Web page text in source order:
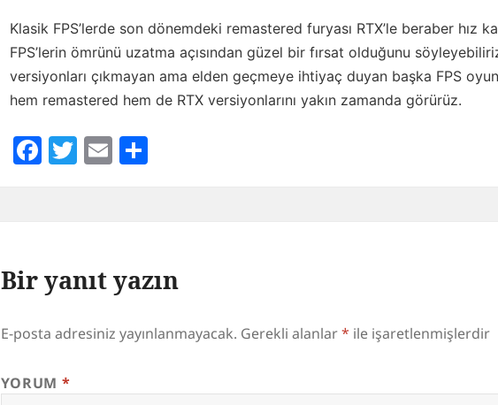
Klasik FPS’lerde son dönemdeki remastered furyası RTX’le beraber hız
FPS’lerin ömrünü uzatma açısından güzel bir fırsat olduğunu
versiyonları çıkmayan ama elden geçmeye ihtiyaç duyan başka FPS
hem remastered hem de RTX versiyonlarını yakın zamanda görürüz.
Facebook
Twitter
EmailShare
Bir yanıt yazın
E-posta adresiniz yayınlanmayacak. Gerekli alanlar* ile işaretlenmişlerdir
YORUM *